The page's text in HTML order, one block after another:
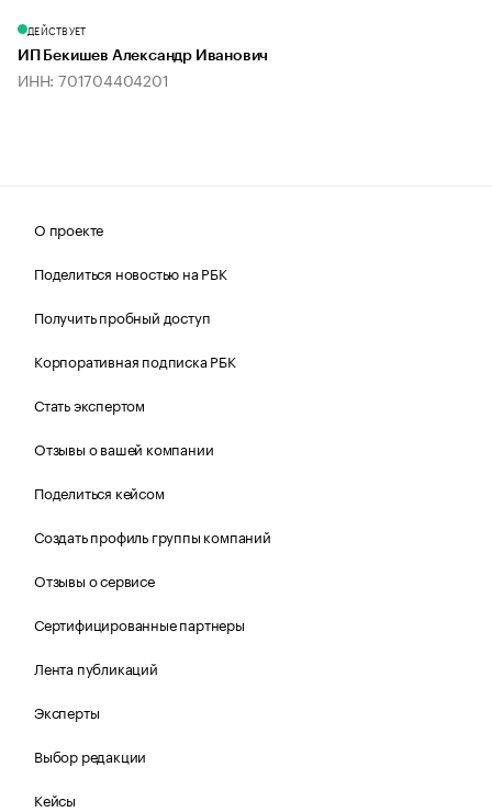
ДЕЙСТВУЕТ
ИП Бекишев Александр Иванович
ИНН: 701704404201
О проекте
Поделиться новостью на РБК
Получить пробный доступ
Корпоративная подписка РБК
Стать экспертом
Отзывы о вашей компании
Поделиться кейсом
Создать профиль группы компаний
Отзывы о сервисе
Сертифицированные партнеры
Лента публикаций
Эксперты
Выбор редакции
Кейсы